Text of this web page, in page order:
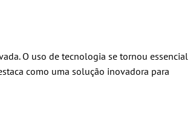
O uso de tecnologia se tornou essencial
como uma solução inovadora para